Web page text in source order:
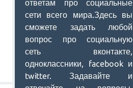
ответам про социальные
сети всего мира.Здесь вы
сможете задать любой
вопрос про социальную
сеть вконтакте,
одноклассники, facebook и
twitter. Задавайте и